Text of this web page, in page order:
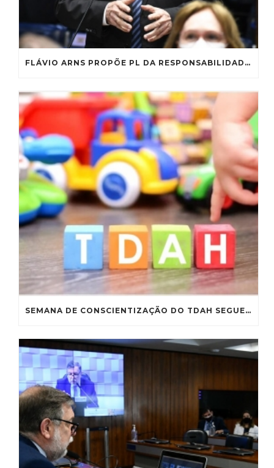
FLÁVIO ARNS PROPÕE PL DA RESPONSABILIDADE EDUCACIONAL
SEMANA DE CONSCIENTIZAÇÃO DO TDAH SEGUE PARA SANÇÃO